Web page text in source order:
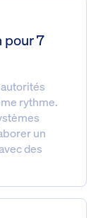
pour 7
rythme.
un
des